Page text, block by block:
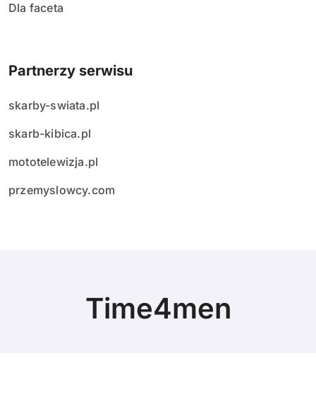
Dla faceta
Partnerzy serwisu
skarby-swiata.pl
skarb-kibica.pl
mototelewizja.pl
przemyslowcy.com
Time4men